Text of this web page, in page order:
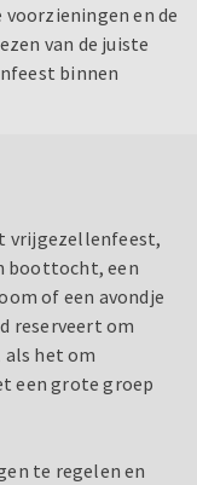
voorzieningen en de
van de juiste
binnen
vrijgezellenfeest,
boottocht, een
of een avondje
reserveert om
het om
een grote groep
te regelen en